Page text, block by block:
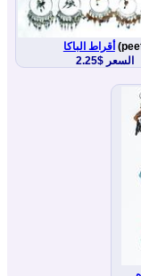
أقراط الباكا
السعر $2.25